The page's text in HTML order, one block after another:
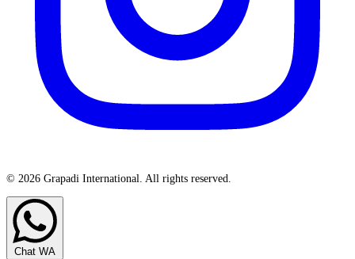
© 2026 Grapadi International. All rights reserved.
Chat WA